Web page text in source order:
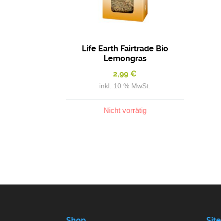
Life Earth Fairtrade Bio
Lemongras
2,99€
inkl. 10 % MwSt.
Nicht vorrätig